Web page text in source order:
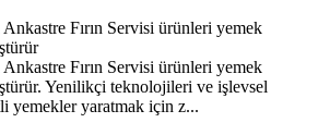
Fırın Servisi ürünleri yemek
Fırın Servisi ürünleri yemek
Yenilikçi teknolojileri ve işlevsel
yemekler yaratmak için z...